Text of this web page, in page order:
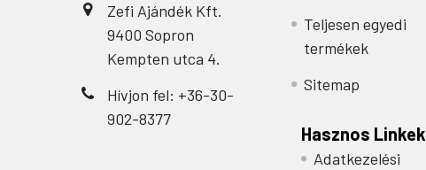
Zefi Ajándék Kft.
9400 Sopron
Kempten utca 4.
Hívjon fel: +36-30-
902-8377
Teljesen egyedi
termékek
Sitemap
Hasznos Linkek
Adatkezelési